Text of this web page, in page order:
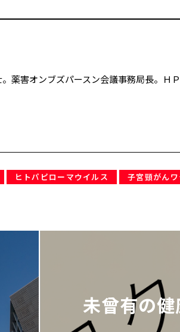
。薬害オンブズパースン会議事務局長。Ｈ
ヒトパピローマウイルス 子宮頸がんワ
未曾有の健